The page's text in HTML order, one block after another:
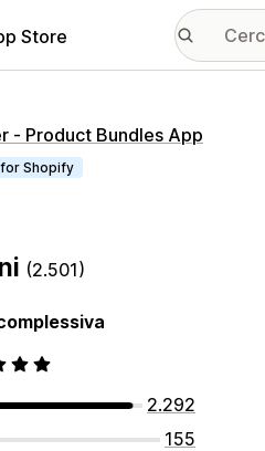
Store
‑ Product Bundles App
Shopify
(2.501)
2.292
155